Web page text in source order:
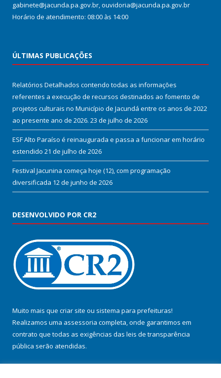
gabinete@jacunda.pa.gov.br, ouvidoria@jacunda.pa.gov.br
Horário de atendimento: 08:00 às 14:00
ÚLTIMAS PUBLICAÇÕES
Relatórios Detalhados contendo todas as informações
referentes a execução de recursos destinados ao fomento de
projetos culturais no Município de Jacundá entre os anos de 2022
ao presente ano de 2026. 23 de julho de 2026
ESF Alto Paraíso é reinaugurada e passa a funcionar em horário
estendido 21 de julho de 2026
Festival Jacunina começa hoje (12), com programação
diversificada 12 de junho de 2026
DESENVOLVIDO POR CR2
Muito mais que criar site ou sistema para prefeituras!
Realizamos uma assessoria completa, onde garantimos em
contrato que todas as exigências das leis de transparência
pública serão atendidas.